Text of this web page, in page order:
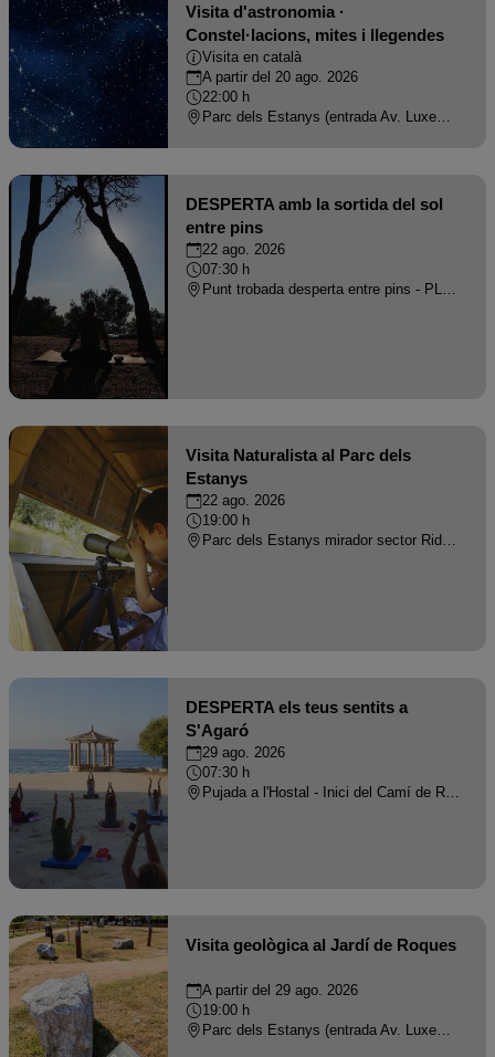
Visita d'astronomia ·
Constel·lacions, mites i llegendes
Visita en català
A partir del 20 ago. 2026
22:00 h
DESPERTA amb la sortida del sol
entre pins
22 ago. 2026
07:30 h
Visita Naturalista al Parc dels
Estanys
22 ago. 2026
19:00 h
Parc dels Estanys mirador sector Ridaura - PLATJA D'ARO
DESPERTA els teus sentits a
S'Agaró
29 ago. 2026
07:30 h
Visita geològica al Jardí de Roques
A partir del 29 ago. 2026
19:00 h
Parc dels Estanys (entrada Av. Luxemburg amb Av. Paris - PLATJA D'ARO